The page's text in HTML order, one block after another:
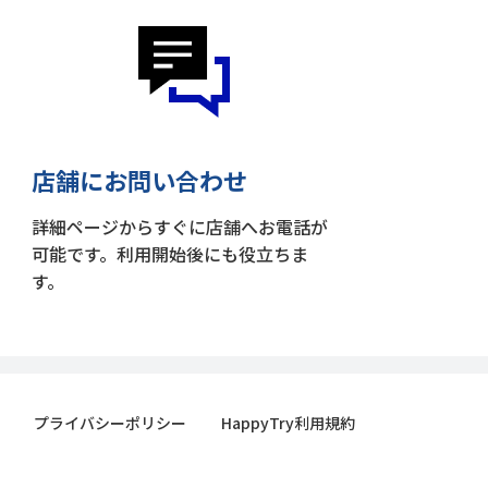
店舗にお問い合わせ
詳細ページからすぐに店舗へお電話が
可能です。利用開始後にも役立ちま
す。
プライバシーポリシー HappyTry利用規約